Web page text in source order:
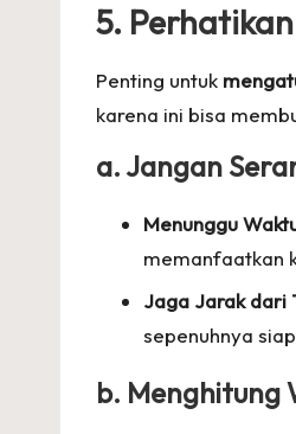
5.
Penting untuk
karena ini bisa
a. Jangan
Menunggu
memanfaatkan
Jaga Jarak dari
sepenuhnya
b. Menghitung